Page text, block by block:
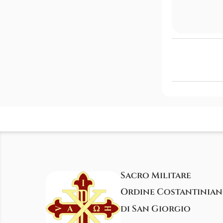
Sacro Militare
Ordine
di San Giorgio